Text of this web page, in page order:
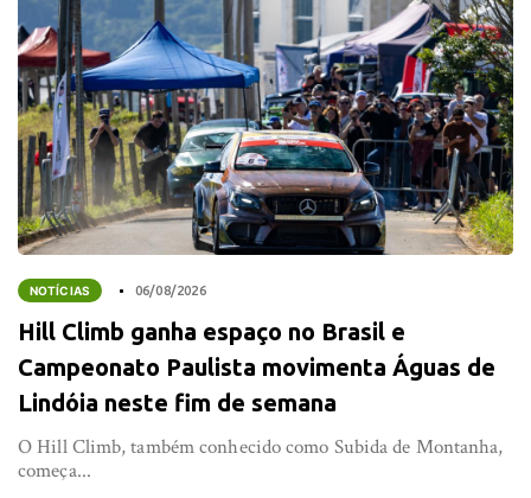
NOTÍCIAS 06/08/2026
Hill Climb ganha espaço no Brasil e
Campeonato Paulista movimenta Águas de
Lindóia neste fim de semana
O Hill Climb, também conhecido como Subida de Montanha,
começa...